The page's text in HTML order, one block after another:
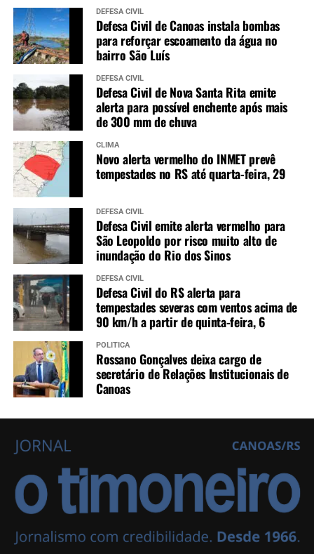
DEFESA CIVIL
Defesa Civil de Canoas instala bombas
para reforçar escoamento da água no
bairro São Luís
DEFESA CIVIL
Defesa Civil de Nova Santa Rita emite
alerta para possível enchente após mais
de 300 mm de chuva
CLIMA
Novo alerta vermelho do INMET prevê
tempestades no RS até quarta-feira, 29
DEFESA CIVIL
Defesa Civil emite alerta vermelho para
São Leopoldo por risco muito alto de
inundação do Rio dos Sinos
DEFESA CIVIL
Defesa Civil do RS alerta para
tempestades severas com ventos acima de
90 km/h a partir de quinta-feira, 6
POLÍTICA
Rossano Gonçalves deixa cargo de
secretário de Relações Institucionais de
Canoas